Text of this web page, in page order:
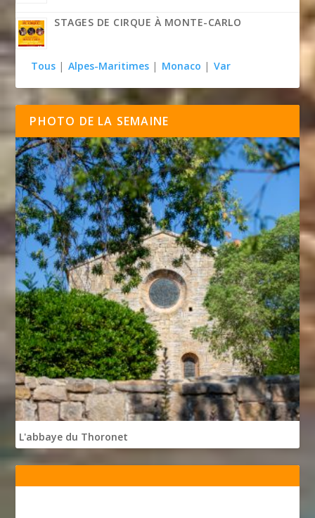
STAGES DE CIRQUE À MONTE-CARLO
Tous | Alpes-Maritimes | Monaco | Var
PHOTO DE LA SEMAINE
L'abbaye du Thoronet